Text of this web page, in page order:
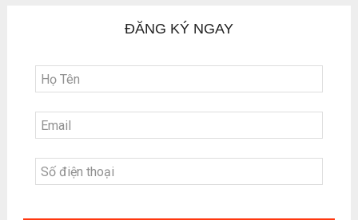
ĐĂNG KÝ NGAY